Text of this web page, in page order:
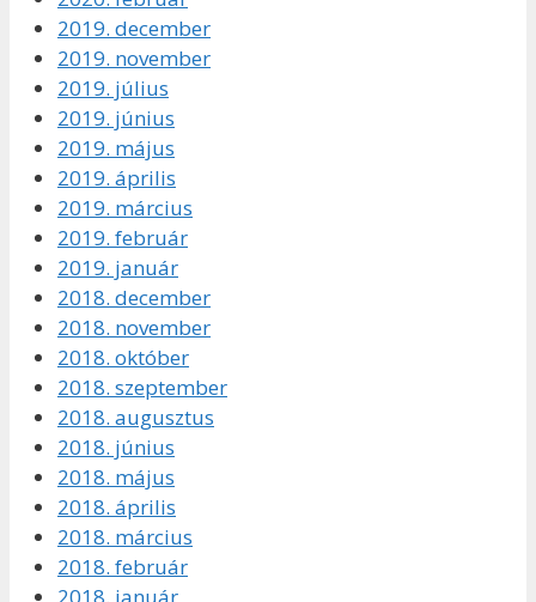
2019. december
2019. november
2019. július
2019. június
2019. május
2019. április
2019. március
2019. február
2019. január
2018. december
2018. november
2018. október
2018. szeptember
2018. augusztus
2018. június
2018. május
2018. április
2018. március
2018. február